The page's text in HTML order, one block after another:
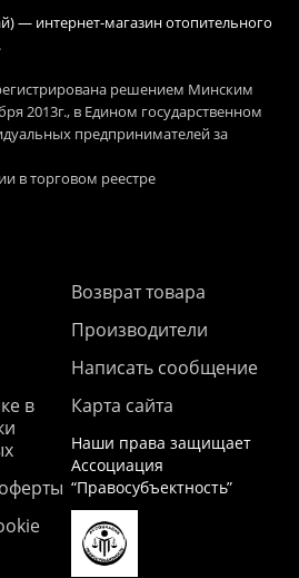
— интернет-магазин отопительного
решением Минским
2013г., в Едином государственном
предпринимателей за
в торговом реестре
в
Возврат товара
Производители
Написать сообщение
Карта сайта
Наши права защищает
Ассоциация
“Правосубъектность”